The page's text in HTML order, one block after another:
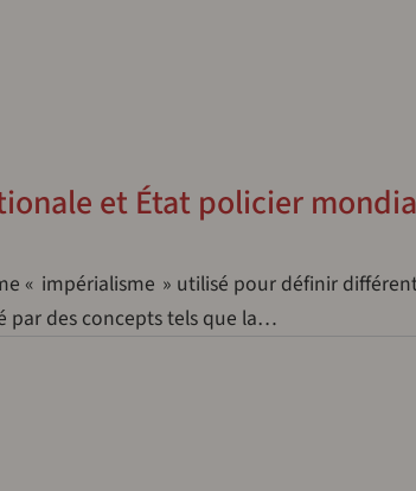
et État policier
« impérialisme » utilisé pour définir
par des concepts tels que la…